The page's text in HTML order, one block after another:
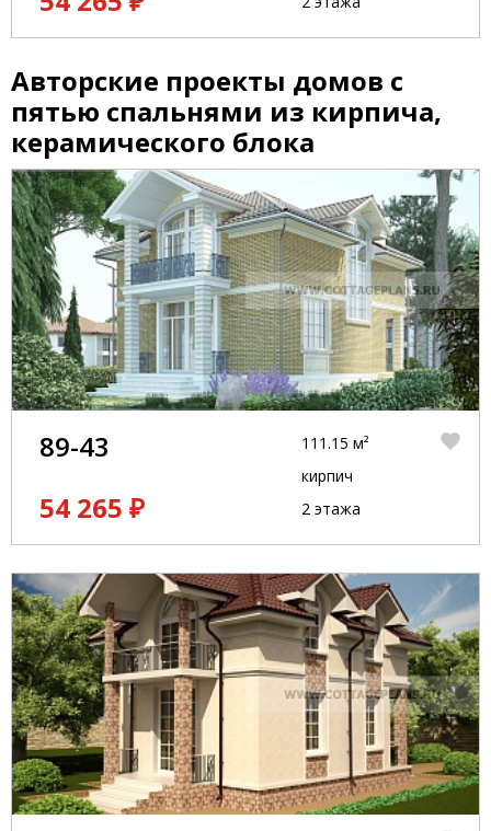
Авторские проекты домов с
пятью спальнями из кирпича,
керамического блока
89-43
54 265 ₽
111.15 м²
кирпич
2 этажа